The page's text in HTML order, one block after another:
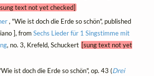
text not yet checked]
, "Wie ist doch die Erde so schön", published
], from Sechs Lieder für 1 Singstimme mit
, no. 3, Krefeld, Schuckert [sung text not yet
ist doch die Erde so schön", op. 43 (Drei